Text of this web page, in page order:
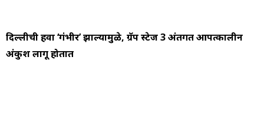
दिल्लीची हवा ‘गंभीर’ झाल्यामुळे, ग्रॅप स्टेज 3 अंतर्गत आपत्कालीन
अंकुश लागू होतात